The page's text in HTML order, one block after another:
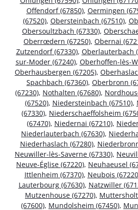
Offendorf (67850), Oermingen
(67520), Obersteinbach (67510),
Obersoultzbach (67330),
Oberrœdern (67250), Obernai
Zutzendorf (67330), Oberlauterbach
sur-Moder (67240), Oberhoffen-lès-
Oberhausbergen (67205),
Spachbach (67360), Oberbronn
(67230), Nothalten (67680),
(67520), Niedersteinbach (67510),
(67330), Niederschaeffolsheim
(67470), Niedernai (67210),
Niederlauterbach (67630),
Niederhaslach (67280),
Neuwiller-lès-Saverne (67330),
Neuve-Église (67220), Neuhaeusel
Ittlenheim (67370), Neubois
Lauterbourg (67630), Natzwiller
Mutzenhouse (67270),
(67600), Mundolsheim (67450),